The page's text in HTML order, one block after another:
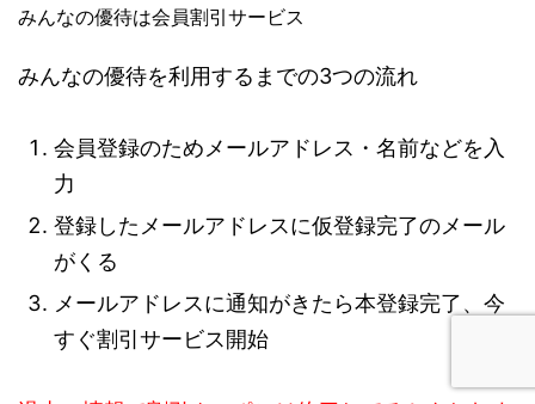
みんなの優待は会員割引サービス
みんなの優待を利用するまでの3つの流れ
会員登録のためメールアドレス・名前などを入
力
登録したメールアドレスに仮登録完了のメール
がくる
メールアドレスに通知がきたら本登録完了、今
すぐ割引サービス開始